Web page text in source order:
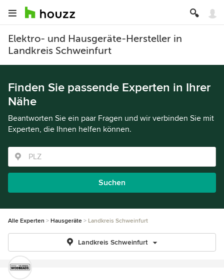
Elektro- und Hausgeräte-Hersteller in
Landkreis Schweinfurt
Finden Sie passende Experten in Ihrer
Nähe
Beantworten Sie ein paar Fragen und wir verbinden Sie mit
Experten, die Ihnen helfen können.
Suchen
Alle Experten Hausgeräte Landkreis Schweinfurt
Landkreis Schweinfurt